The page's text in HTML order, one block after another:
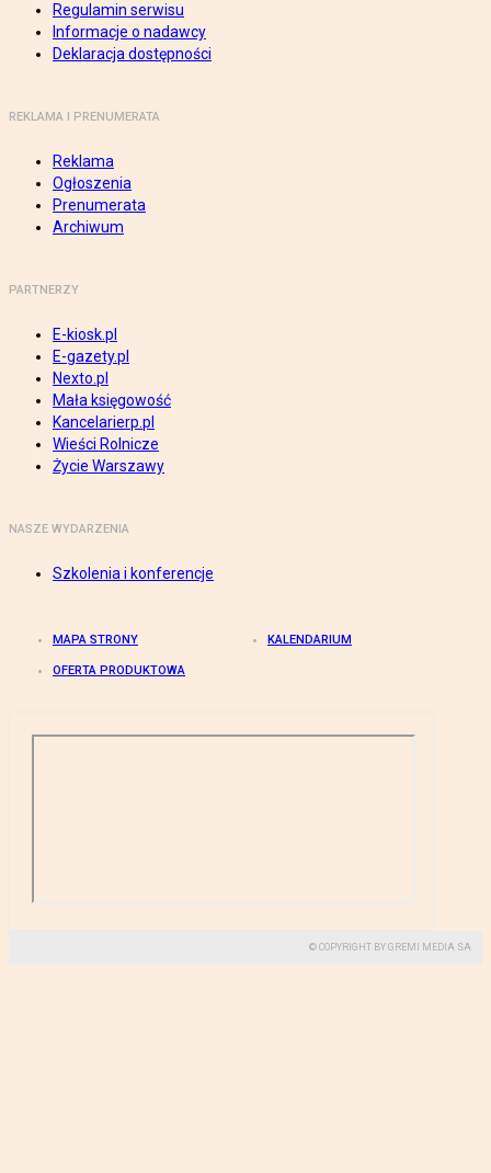
Regulamin serwisu
Informacje o nadawcy
Deklaracja dostępności
REKLAMA I PRENUMERATA
Reklama
Ogłoszenia
Prenumerata
Archiwum
PARTNERZY
E-kiosk.pl
E-gazety.pl
Nexto.pl
Mała księgowość
Kancelarierp.pl
Wieści Rolnicze
Życie Warszawy
NASZE WYDARZENIA
Szkolenia i konferencje
MAPA STRONY KALENDARIUM
OFERTA PRODUKTOWA
© COPYRIGHT BY GREMI MEDIA SA